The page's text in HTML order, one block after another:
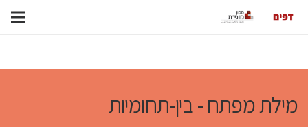
מילת מפתח - בין-תחומיות